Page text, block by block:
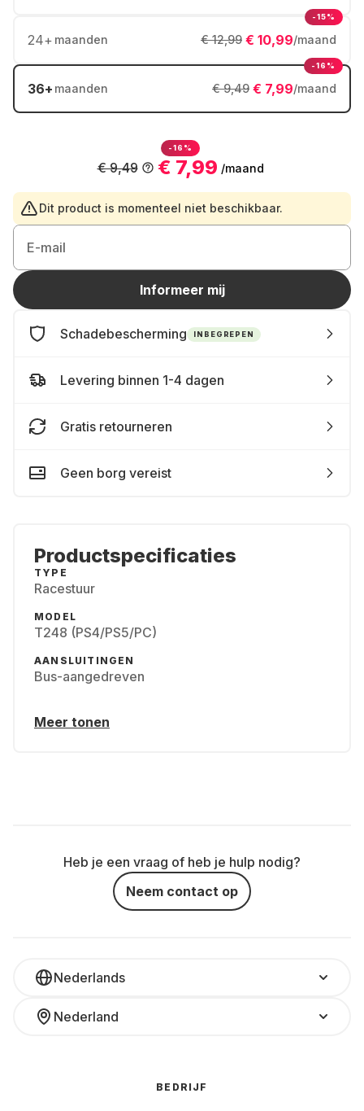
24+ maanden € 10,99/maand
€ 12,99
-15%
36+ maanden € 7,99/maand
€ 9,49
-16%
-16%
€ 7,99 /maand
€ 9,49
Dit product is momenteel niet beschikbaar.
E-mail
Informeer mij
Schadebescherming INBEGREPEN
Levering binnen 1-4 dagen
Gratis retourneren
Geen borg vereist
Productspecificaties
TYPE
Racestuur
MODEL
T248 (PS4/PS5/PC)
AANSLUITINGEN
Bus-aangedreven
Meer tonen
Heb je een vraag of heb je hulp nodig?
Neem contact op
Nederlands
Nederland
BEDRIJF